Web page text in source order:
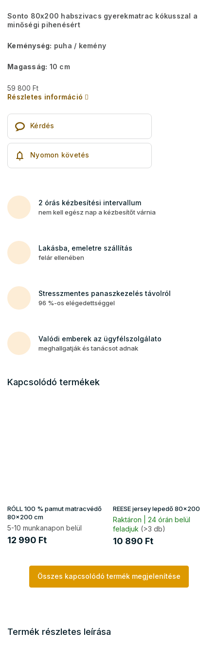
Sonto 80x200 habszivacs gyerekmatrac kókusszal a
minőségi pihenésért
Keménység: puha / kemény
Magasság: 10 cm
59 800 Ft
Részletes információ
Kérdés
Nyomon követés
2 órás kézbesítési intervallum
nem kell egész nap a kézbesítőt várnia
Lakásba, emeletre szállítás
felár ellenében
Stresszmentes panaszkezelés távolról
96 %-os elégedettséggel
Valódi emberek az ügyfélszolgálato
meghallgatják és tanácsot adnak
Kapcsolódó termékek
RÓLL 100 % pamut matracvédő
80x200 cm
5-10 munkanapon belül
12 990 Ft
REESE jersey lepedő 80x200
Raktáron | 24 órán belül
feladjuk (>3 db)
10 890 Ft
Összes kapcsolódó termék megjelenítése
Termék részletes leírása